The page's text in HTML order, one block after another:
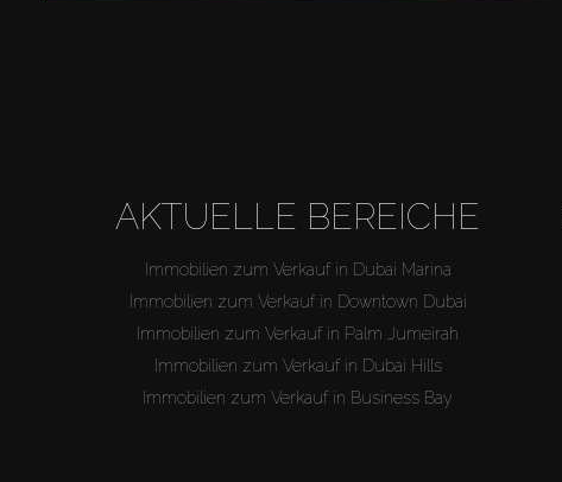
AKTUELLE BEREICHE
Immobilien zum Verkauf in Dubai Marina
Immobilien zum Verkauf in Downtown Dubai
Immobilien zum Verkauf in Palm Jumeirah
Immobilien zum Verkauf in Dubai Hills
Immobilien zum Verkauf in Business Bay